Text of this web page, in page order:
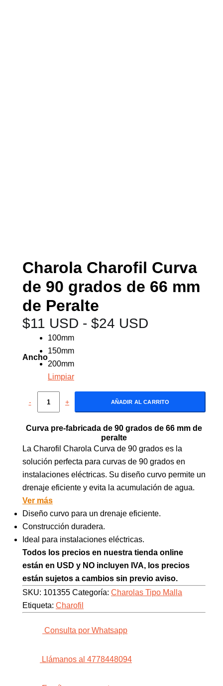
Charola Charofil Curva
de 90 grados de 66 mm
de Peralte
$11 USD - $24 USD
Ancho
100mm
150mm
200mm
Limpiar
- + AÑADIR AL CARRITO
Curva pre-fabricada de 90 grados de 66 mm de
peralte
La Charofil Charola Curva de 90 grados es la
solución perfecta para curvas de 90 grados en
instalaciones eléctricas. Su diseño curvo permite un
drenaje eficiente y evita la acumulación de agua.
Ver más
Diseño curvo para un drenaje eficiente.
Construcción duradera.
Ideal para instalaciones eléctricas.
Todos los precios en nuestra tienda online
están en USD y NO incluyen IVA, los precios
están sujetos a cambios sin previo aviso.
SKU: 101355 Categoría: Charolas Tipo Malla
Etiqueta: Charofil
Consulta por Whatsapp
Llámanos al 4778448094